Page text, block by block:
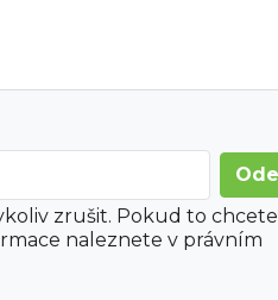
zrušit. Pokud to chcete
naleznete v právním